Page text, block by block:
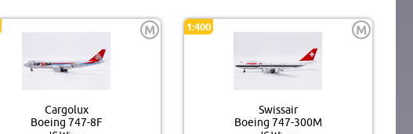
M
Cargolux
Boeing 747-8F
1:400 M
Swissair
Boeing 747-300M